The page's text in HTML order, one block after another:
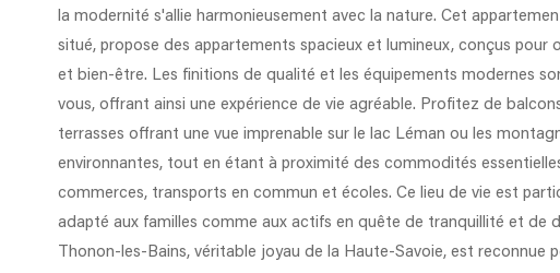
la modernité s'allie harmonieusement avec la nature. Cet
situé, propose des appartements spacieux et lumineux, conçus pour
et bien-être. Les finitions de qualité et les équipements modernes
vous, offrant ainsi une expérience de vie agréable. Profitez de
terrasses offrant une vue imprenable sur le lac Léman ou les
environnantes, tout en étant à proximité des commodités
commerces, transports en commun et écoles. Ce lieu de vie est
adapté aux familles comme aux actifs en quête de tranquillité et de
Thonon-les-Bains, véritable joyau de la Haute-Savoie, est reconnue